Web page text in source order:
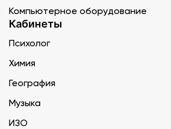
Компьютерное оборудование
Кабинеты
Психолог
Химия
География
Музыка
ИЗО